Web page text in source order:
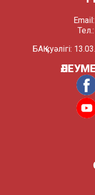
Email:
БАҚ куәлігі: